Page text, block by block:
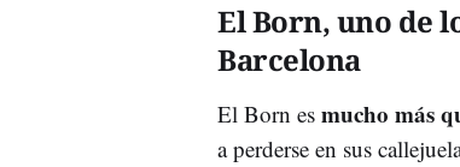
El Born, uno de
Barcelona
El Born es mucho más
a perderse en sus